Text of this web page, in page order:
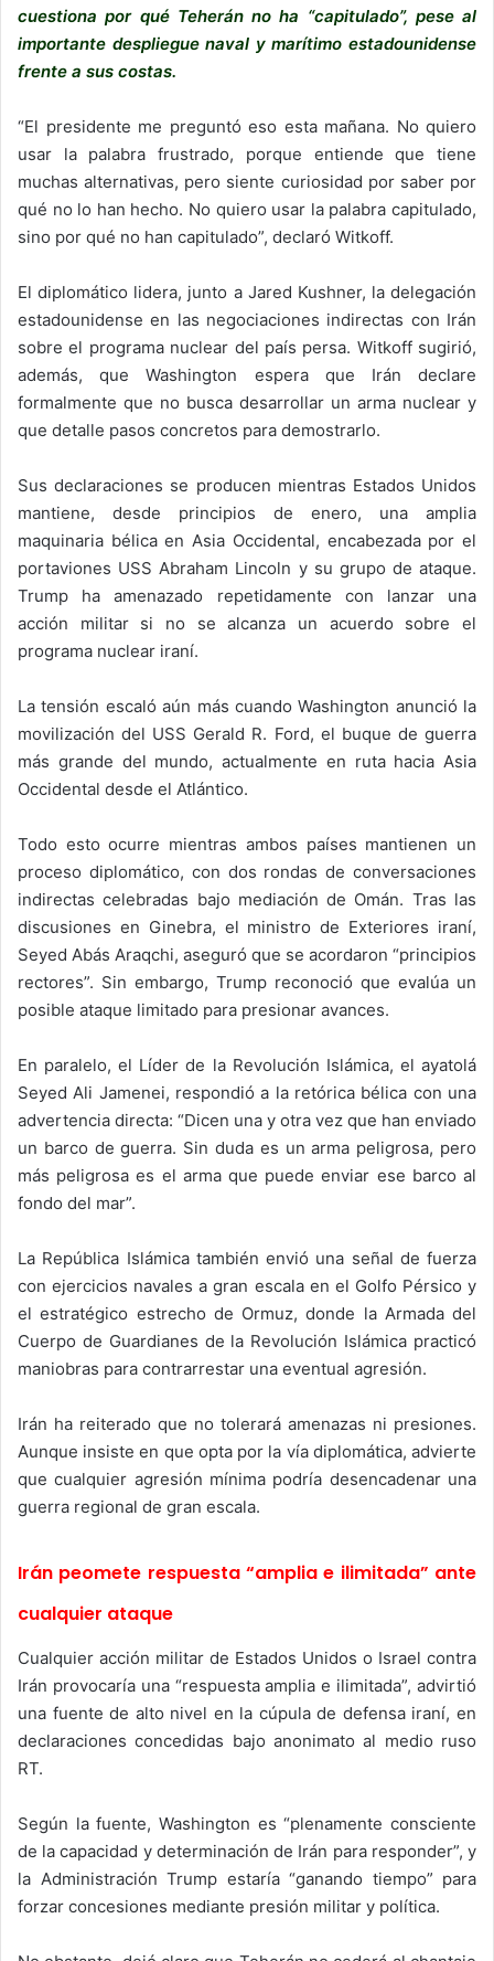
cuestiona por qué Teherán no ha “capitulado”, pese al
importante despliegue naval y marítimo estadounidense
frente a sus costas.
“El presidente me preguntó eso esta mañana. No quiero
usar la palabra frustrado, porque entiende que tiene
muchas alternativas, pero siente curiosidad por saber por
qué no lo han hecho. No quiero usar la palabra capitulado,
sino por qué no han capitulado”, declaró Witkoff.
El diplomático lidera, junto a Jared Kushner, la delegación
estadounidense en las negociaciones indirectas con Irán
sobre el programa nuclear del país persa. Witkoff sugirió,
además, que Washington espera que Irán declare
formalmente que no busca desarrollar un arma nuclear y
que detalle pasos concretos para demostrarlo.
Sus declaraciones se producen mientras Estados Unidos
mantiene, desde principios de enero, una amplia
maquinaria bélica en Asia Occidental, encabezada por el
portaviones USS Abraham Lincoln y su grupo de ataque.
Trump ha amenazado repetidamente con lanzar una
acción militar si no se alcanza un acuerdo sobre el
programa nuclear iraní.
La tensión escaló aún más cuando Washington anunció la
movilización del USS Gerald R. Ford, el buque de guerra
más grande del mundo, actualmente en ruta hacia Asia
Occidental desde el Atlántico.
Todo esto ocurre mientras ambos países mantienen un
proceso diplomático, con dos rondas de conversaciones
indirectas celebradas bajo mediación de Omán. Tras las
discusiones en Ginebra, el ministro de Exteriores iraní,
Seyed Abás Araqchi, aseguró que se acordaron “principios
rectores”. Sin embargo, Trump reconoció que evalúa un
posible ataque limitado para presionar avances.
En paralelo, el Líder de la Revolución Islámica, el ayatolá
Seyed Ali Jamenei, respondió a la retórica bélica con una
advertencia directa: “Dicen una y otra vez que han enviado
un barco de guerra. Sin duda es un arma peligrosa, pero
más peligrosa es el arma que puede enviar ese barco al
fondo del mar”.
La República Islámica también envió una señal de fuerza
con ejercicios navales a gran escala en el Golfo Pérsico y
el estratégico estrecho de Ormuz, donde la Armada del
Cuerpo de Guardianes de la Revolución Islámica practicó
maniobras para contrarrestar una eventual agresión.
Irán ha reiterado que no tolerará amenazas ni presiones.
Aunque insiste en que opta por la vía diplomática, advierte
que cualquier agresión mínima podría desencadenar una
guerra regional de gran escala.
Irán peomete respuesta “amplia e ilimitada” ante
cualquier ataque
Cualquier acción militar de Estados Unidos o Israel contra
Irán provocaría una “respuesta amplia e ilimitada”, advirtió
una fuente de alto nivel en la cúpula de defensa iraní, en
declaraciones concedidas bajo anonimato al medio ruso
RT.
Según la fuente, Washington es “plenamente consciente
de la capacidad y determinación de Irán para responder”, y
la Administración Trump estaría “ganando tiempo” para
forzar concesiones mediante presión militar y política.